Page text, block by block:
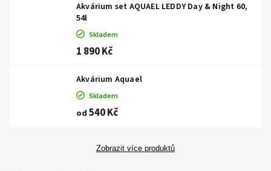
Akvárium set AQUAEL LEDDY Day & Night 60,
54l
Skladem
1 890 Kč
Akvárium Aquael
Skladem
od 540 Kč
Zobrazit více produktů